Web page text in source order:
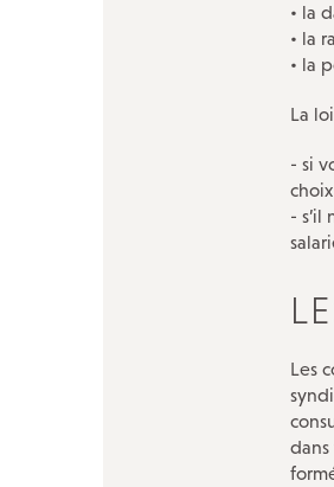
• la
• la
• la
La
- si
- s’il
Les
dans